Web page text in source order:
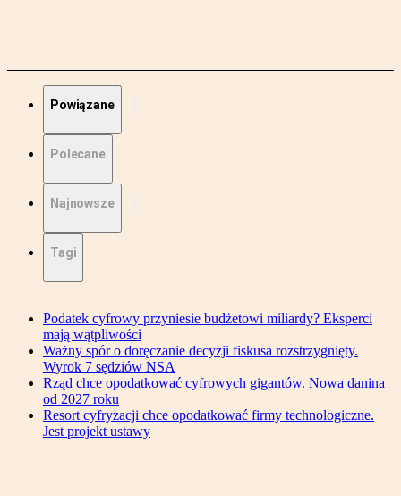
Powiązane
Polecane
Najnowsze
Tagi
Podatek cyfrowy przyniesie budżetowi miliardy? Eksperci
mają wątpliwości
Ważny spór o doręczanie decyzji fiskusa rozstrzygnięty.
Wyrok 7 sędziów NSA
Rząd chce opodatkować cyfrowych gigantów. Nowa danina
od 2027 roku
Resort cyfryzacji chce opodatkować firmy technologiczne.
Jest projekt ustawy